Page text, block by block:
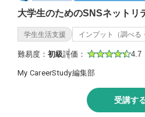
大学生のためのSNSネットリ
学生生活支援 インプット（調べる
難易度： 初級評価： 4.7
My CareerStudy編集部
受講す